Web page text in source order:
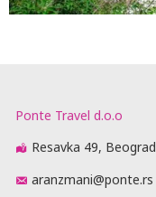
Ponte Travel d.o.o
Resavka 49, Beograd
aranzmani@ponte.rs